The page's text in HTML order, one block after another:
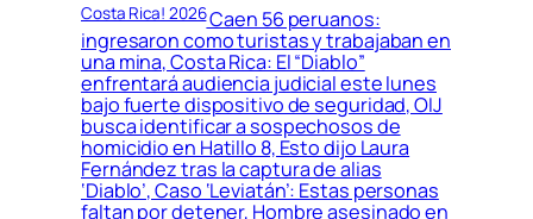
Costa Rica! 2026Caen 56 peruanos:
ingresaron como turistas y trabajaban en
una mina, Costa Rica: El “Diablo”
enfrentará audiencia judicial este lunes
bajo fuerte dispositivo de seguridad, OIJ
busca identificar a sospechosos de
homicidio en Hatillo 8, Esto dijo Laura
Fernández tras la captura de alias
‘Diablo’, Caso ‘Leviatán’: Estas personas
faltan por detener, Hombre asesinado en